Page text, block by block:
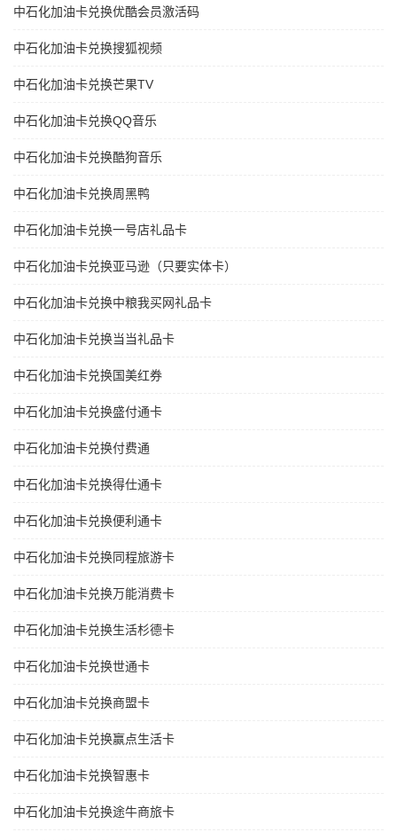
中石化加油卡兑换优酷会员激活码
中石化加油卡兑换搜狐视频
中石化加油卡兑换芒果TV
中石化加油卡兑换QQ音乐
中石化加油卡兑换酷狗音乐
中石化加油卡兑换周黑鸭
中石化加油卡兑换一号店礼品卡
中石化加油卡兑换亚马逊（只要实体卡）
中石化加油卡兑换中粮我买网礼品卡
中石化加油卡兑换当当礼品卡
中石化加油卡兑换国美红券
中石化加油卡兑换盛付通卡
中石化加油卡兑换付费通
中石化加油卡兑换得仕通卡
中石化加油卡兑换便利通卡
中石化加油卡兑换同程旅游卡
中石化加油卡兑换万能消费卡
中石化加油卡兑换生活杉德卡
中石化加油卡兑换世通卡
中石化加油卡兑换商盟卡
中石化加油卡兑换赢点生活卡
中石化加油卡兑换智惠卡
中石化加油卡兑换途牛商旅卡